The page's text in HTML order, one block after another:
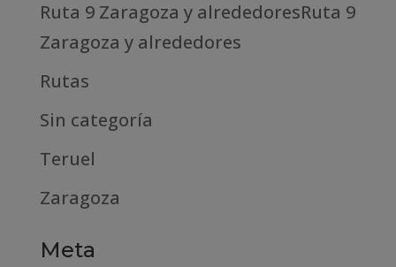
Ruta 9 Zaragoza y alrededoresRuta 9
Zaragoza y alrededores
Rutas
Sin categoría
Teruel
Zaragoza
Meta